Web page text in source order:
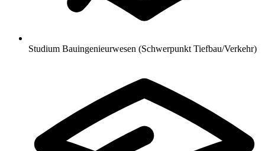
Studium Bauingenieurwesen (Schwerpunkt Tiefbau/Verkehr)